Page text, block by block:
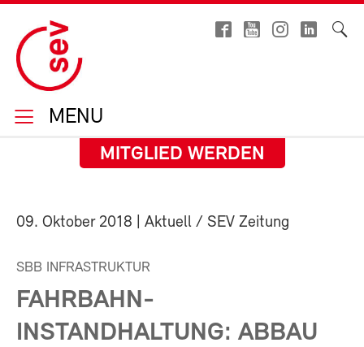
MENU
MITGLIED WERDEN
09. Oktober 2018 | Aktuell / SEV Zeitung
SBB INFRASTRUKTUR
FAHRBAHN-
INSTANDHALTUNG: ABBAU